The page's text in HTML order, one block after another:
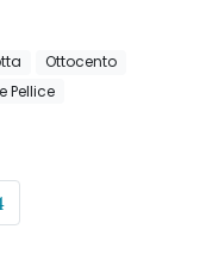
Ottocento
Pellice